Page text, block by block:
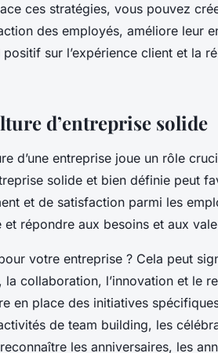
ces stratégies, vous pouvez
des employés, améliore leur
sur l’expérience client et la
d’entreprise solide
d’une entreprise joue un rôle
solide et bien définie peut
et de satisfaction parmi les
répondre aux besoins et aux
votre entreprise ? Cela peut
la collaboration, l’innovation et le
en place des initiatives
de team building, les
les anniversaires, les